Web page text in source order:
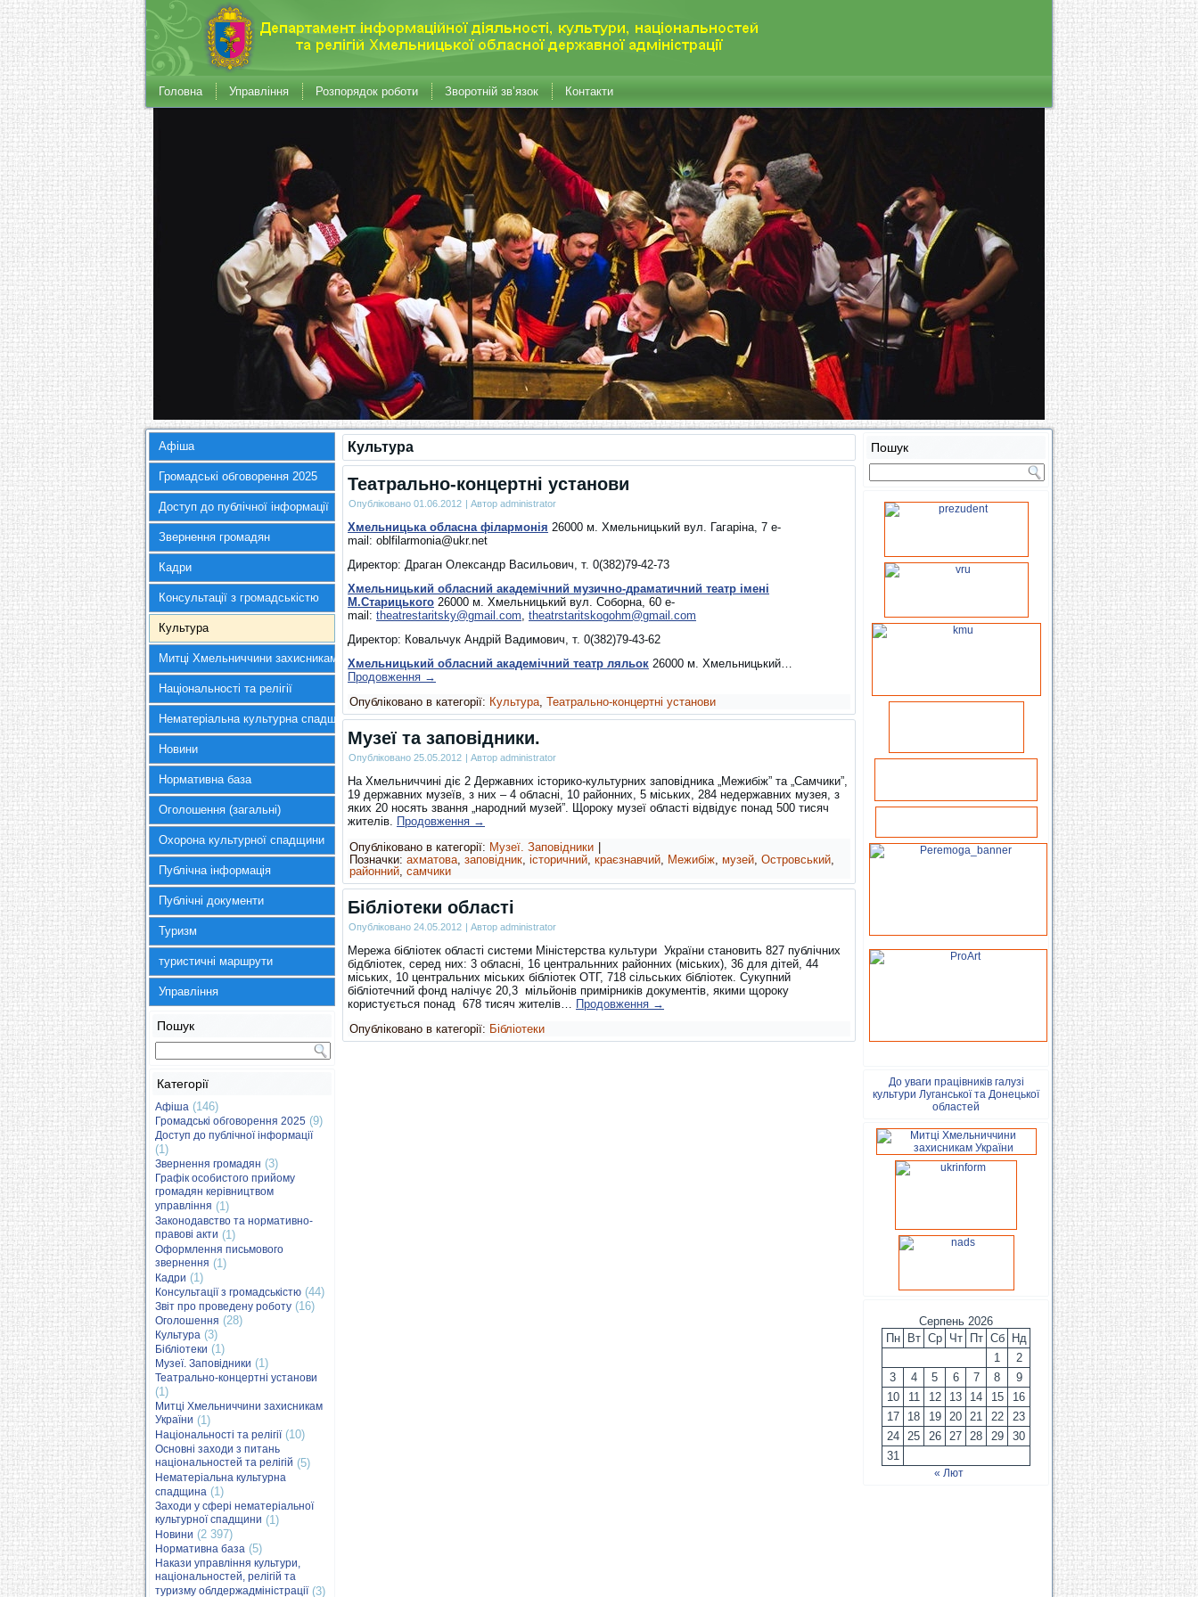
Головна Управління Розпорядок роботи Зворотній зв’язок Контакти
Афіша
Громадські обговорення 2025
Доступ до публічної інформації
Звернення громадян
Кадри
Консультації з громадськістю
Культура
Митці Хмельниччини захисникам України
Національності та релігії
Нематеріальна культурна спадщина
Новини
Нормативна база
Оголошення (загальні)
Охорона культурної спадщини
Публічна інформація
Публічні документи
Туризм
туристичні маршрути
Управління
Пошук
Категорії
Афіша (146)
Громадські обговорення 2025 (9)
Доступ до публічної інформації
(1)
Звернення громадян (3)
Графік особистого прийому
громадян керівництвом
управління (1)
Законодавство та нормативно-
правові акти (1)
Оформлення письмового
звернення (1)
Кадри (1)
Консультації з громадськістю (44)
Звіт про проведену роботу (16)
Оголошення (28)
Культура (3)
Бібліотеки (1)
Музеї. Заповідники (1)
Театрально-концертні установи
(1)
Митці Хмельниччини захисникам
України (1)
Національності та релігії(10)
Основні заходи з питань
національностей та релігій (5)
Нематеріальна культурна
спадщина (1)
Заходи у сфері нематеріальної
культурної спадщини (1)
Новини (2 397)
Нормативна база (5)
Накази управління культури,
національностей, релігій та
туризму облдержадміністрації(3)
Культура
Театрально-концертні установи
Опубліковано 01.06.2012 | Автор administrator
Хмельницька обласна філармонія 26000 м. Хмельницький вул. Гагаріна, 7 e-
mail: oblfilarmonia@ukr.net
Директор: Драган Олександр Васильович, т. 0(382)79-42-73
Хмельницький обласний академічний музично-драматичний театр імені
М.Старицького 26000 м. Хмельницький вул. Соборна, 60 e-
mail: theatrestaritsky@gmail.com, theatrstaritskogohm@gmail.com
Директор: Ковальчук Андрій Вадимович, т. 0(382)79-43-62
Хмельницький обласний академічний театр ляльок 26000 м. Хмельницький…
Продовження →
Опубліковано в категорії: Культура, Театрально-концертні установи
Музеї та заповідники.
Опубліковано 25.05.2012 | Автор administrator
На Хмельниччині діє 2 Державних історико-культурних заповідника „Межибіж” та „Самчики”,
19 державних музеїв, з них – 4 обласні, 10 районних, 5 міських, 284 недержавних музея, з
яких 20 носять звання „народний музей”. Щороку музеї області відвідує понад 500 тисяч
жителів. Продовження →
Опубліковано в категорії: Музеї. Заповідники
Позначки: ахматова, заповідник, історичний, краєзнавчий, Межибіж, музей, Островський,
районний, самчики
Бібліотеки області
Опубліковано 24.05.2012 | Автор administrator
Мережа бібліотек області системи Міністерства культури України становить 827 публічних
бідбліотек, серед них: 3 обласні, 16 центральнних районних (міських), 36 для дітей, 44
міських, 10 центральних міських бібліотек ОТГ, 718 сільських бібліотек. Сукупний
бібліотечний фонд налічує 20,3 мільйонів примірників документів, якими щороку
користується понад 678 тисяч жителів… Продовження →
Опубліковано в категорії: Бібліотеки
Пошук
До уваги працівників галузі
культури Луганської та Донецької
областей
Серпень 2026
Пн
Вт Ср Чт Пт Сб
Нд
1
2
3
4 5 6 7 8
9
10
11 12 13 14 15
16
17
18 19 20 21 22
23
24
25 26 27 28 29
30
31
« Лют